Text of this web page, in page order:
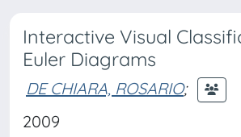
Interactive Visual
Euler Diagrams
DE CHIARA, ROSARIO;
2009